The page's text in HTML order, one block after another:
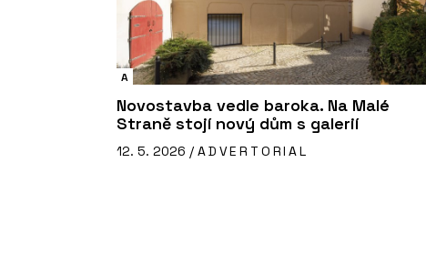
A
Novostavba vedle baroka. Na Malé
Straně stojí nový dům s galerií
12. 5. 2026 / ADVERTORIAL